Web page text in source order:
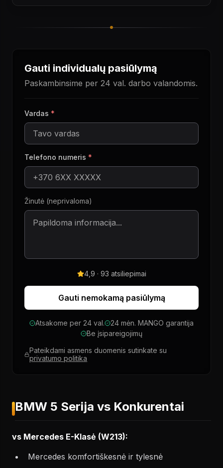
Gauti individualų pasiūlymą
Paskambinsime per 24 val. darbo valandomis.
Vardas *
Telefono numeris *
Žinutė (neprivaloma)
4,9 · 93 atsiliepimai
Gauti nemokamą pasiūlymą
Atsakome per 24 val.
24 mėn. MANGO garantija
Be įsipareigojimų
Pateikdami asmens duomenis sutinkate su
privatumo politika
BMW 5 Serija vs Konkurentai
vs Mercedes E-Klasė (W213):
Mercedes komfortiškesnė ir tylesnė